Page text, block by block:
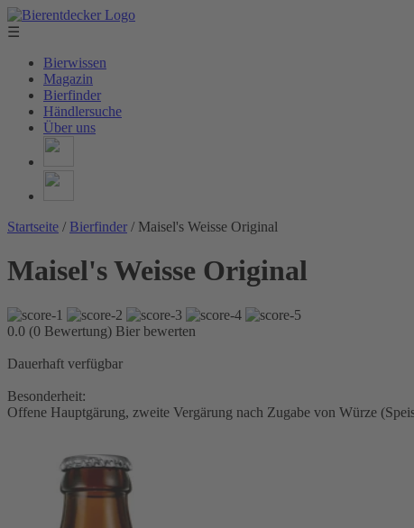
☰
Bierwissen
Magazin
Bierfinder
Händlersuche
Über uns
Startseite / Bierfinder / Maisel's Weisse Original
Maisel's Weisse Original
0.0 (0 Bewertung) Bier bewerten
Dauerhaft verfügbar
Besonderheit:
Offene Hauptgärung, zweite Vergärung nach Zugabe von Würze